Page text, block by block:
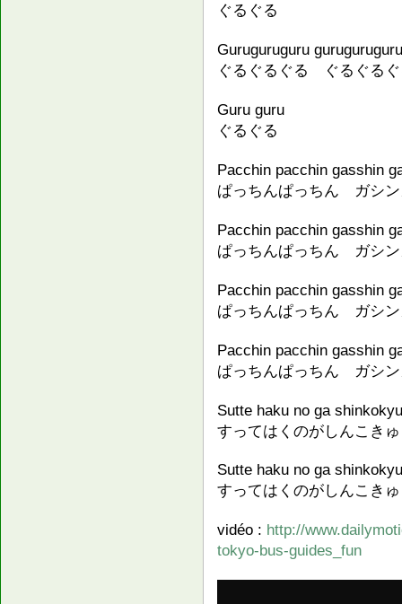
ぐるぐる
Guruguruguru guruguruguru
ぐるぐるぐる ぐるぐる
Guru guru
ぐるぐる
Pacchin pacchin gasshin
ぱっちんぱっちん ガシン
Pacchin pacchin gasshin
ぱっちんぱっちん ガシン
Pacchin pacchin gasshin
ぱっちんぱっちん ガシン
Pacchin pacchin gasshin
ぱっちんぱっちん ガシン
Sutte haku no ga
すってはくのがしんこき
Sutte haku no ga
すってはくのがしんこき
vidéo : http://
tokyo-bus-guides_fun